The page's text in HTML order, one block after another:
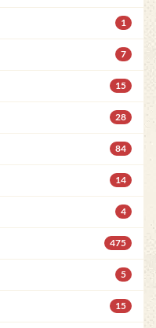
1
7
15
28
84
14
4
475
5
15